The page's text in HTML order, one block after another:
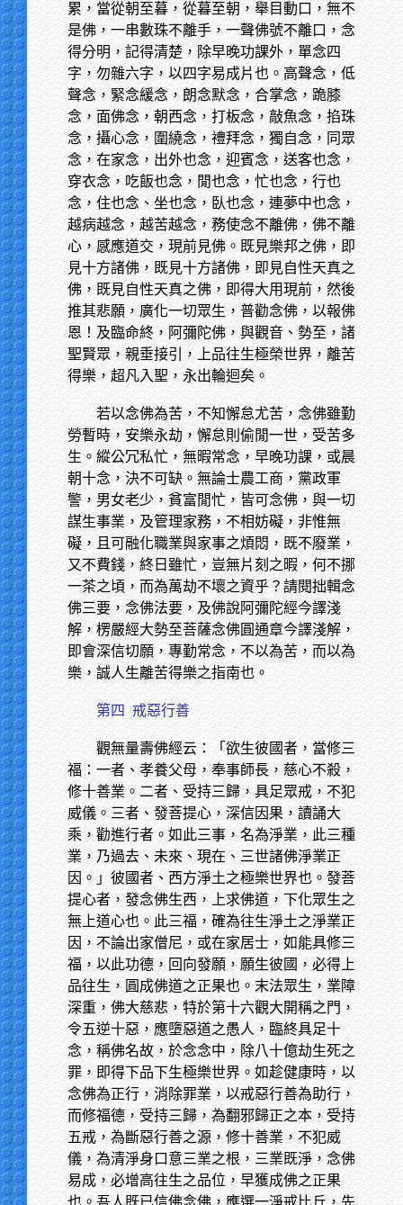
累，當從朝至暮，從暮至朝，舉目動口，無不
是佛，一串數珠不離手，一聲佛號不離口，念
得分明，記得清楚，除早晚功課外，單念四
字，勿雜六字，以四字易成片也。高聲念，低
聲念，緊念緩念，朗念默念，合掌念，跪膝
念，面佛念，朝西念，打板念，敲魚念，掐珠
念，攝心念，圍繞念，禮拜念，獨自念，同眾
念，在家念，出外也念，迎賓念，送客也念，
穿衣念，吃飯也念，閒也念，忙也念，行也
念，住也念、坐也念，臥也念，連夢中也念，
越病越念，越苦越念，務使念不離佛，佛不離
心，感應道交，現前見佛。既見樂邦之佛，即
見十方諸佛，既見十方諸佛，即見自性天真之
佛，既見自性天真之佛，即得大用現前，然後
推其悲願，廣化一切眾生，普勸念佛，以報佛
恩！及臨命終，阿彌陀佛，與觀音、勢至，諸
聖賢眾，親垂接引，上品往生極榮世界，離苦
得樂，超凡入聖，永出輪迴矣。
若以念佛為苦，不知懈怠尤苦，念佛雖勤
勞暫時，安樂永劫，懈怠則偷閒一世，受苦多
生。縱公冗私忙，無暇常念，早晚功課，或晨
朝十念，決不可缺。無論士農工商，黨政軍
警，男女老少，貧富閒忙，皆可念佛，與一切
謀生事業，及管理家務，不相妨礙，非惟無
礙，且可融化職業與家事之煩悶，既不廢業，
又不費錢，終日雖忙，豈無片刻之暇，何不挪
一茶之頃，而為萬劫不壞之資乎？請閱拙輯念
佛三要，念佛法要，及佛說阿彌陀經今譯淺
解，楞嚴經大勢至菩薩念佛圓通章今譯淺解，
即會深信切願，專勤常念，不以為苦，而以為
樂，誠人生離苦得樂之指南也。
第四 戒惡行善
觀無量壽佛經云：「欲生彼國者，當修三
福：一者、孝養父母，奉事師長，慈心不殺，
修十善業。二者、受持三歸，具足眾戒，不犯
威儀。三者、發菩提心，深信因果，讀誦大
乘，勸進行者。如此三事，名為淨業，此三種
業，乃過去、未來、現在、三世諸佛淨業正
因。」彼國者、西方淨土之極樂世界也。發菩
提心者，發念佛生西，上求佛道，下化眾生之
無上道心也。此三福，確為往生淨土之淨業正
因，不論出家僧尼，或在家居士，如能具修三
福，以此功德，回向發願，願生彼國，必得上
品往生，圓成佛道之正果也。末法眾生，業障
深重，佛大慈悲，特於第十六觀大開稱之門，
令五逆十惡，應墮惡道之愚人，臨終具足十
念，稱佛名故，於念念中，除八十億劫生死之
罪，即得下品下生極樂世界。如趁健康時，以
念佛為正行，消除罪業，以戒惡行善為助行，
而修福德，受持三歸，為翻邪歸正之本，受持
五戒，為斷惡行善之源，修十善業，不犯威
儀，為清淨身口意三業之根，三業既淨，念佛
易成，必增高往生之品位，早獲成佛之正果
也。吾人既已信佛念佛，應選一淨戒比丘，先